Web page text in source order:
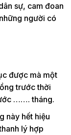
sự, cam đoan
người có
được mà một
trước thời
……. tháng.
hết hiệu
lý hợp